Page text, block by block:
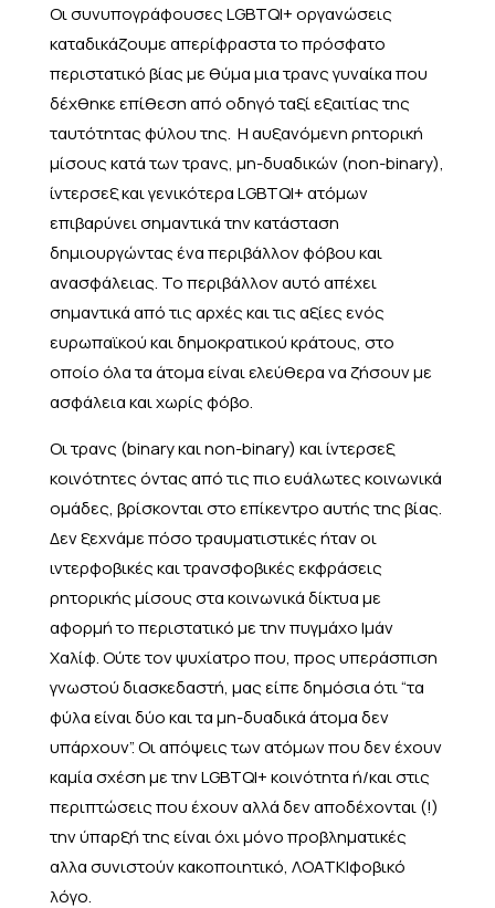
Οι συνυπογράφουσες LGBTQI+ οργανώσεις
καταδικάζουμε απερίφραστα το πρόσφατο
περιστατικό βίας με θύμα μια τρανς γυναίκα που
δέχθηκε επίθεση από οδηγό ταξί εξαιτίας της
ταυτότητας φύλου της. Η αυξανόμενη ρητορική
μίσους κατά των τρανς, μη-δυαδικών (non-binary),
ίντερσεξ και γενικότερα LGBTQI+ ατόμων
επιβαρύνει σημαντικά την κατάσταση
δημιουργώντας ένα περιβάλλον φόβου και
ανασφάλειας. Το περιβάλλον αυτό απέχει
σημαντικά από τις αρχές και τις αξίες ενός
ευρωπαϊκού και δημοκρατικού κράτους, στο
οποίο όλα τα άτομα είναι ελεύθερα να ζήσουν με
ασφάλεια και χωρίς φόβο.
Οι τρανς (binary και non-binary) και ίντερσεξ
κοινότητες όντας από τις πιο ευάλωτες κοινωνικά
ομάδες, βρίσκονται στο επίκεντρο αυτής της βίας.
Δεν ξεχνάμε πόσο τραυματιστικές ήταν οι
ιντερφοβικές και τρανσφοβικές εκφράσεις
ρητορικής μίσους στα κοινωνικά δίκτυα με
αφορμή το περιστατικό με την πυγμάχο Ιμάν
Χαλίφ. Ούτε τον ψυχίατρο που, προς υπεράσπιση
γνωστού διασκεδαστή, μας είπε δημόσια ότι “τα
φύλα είναι δύο και τα μη-δυαδικά άτομα δεν
υπάρχουν”. Οι απόψεις των ατόμων που δεν έχουν
καμία σχέση με την LGBTQI+ κοινότητα ή/και στις
περιπτώσεις που έχουν αλλά δεν αποδέχονται (!)
την ύπαρξή της είναι όχι μόνο προβληματικές
αλλα συνιστούν κακοποιητικό, ΛΟΑΤΚΙφοβικό
λόγο.